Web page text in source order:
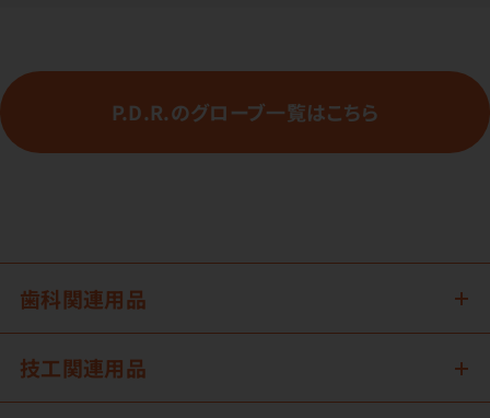
P.D.R.のグローブ一覧はこちら
歯科関連用品
技工関連用品